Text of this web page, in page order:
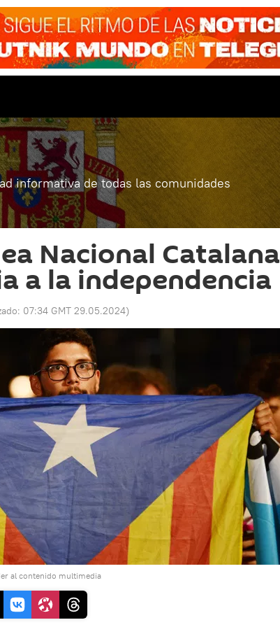
informativa de todas las comunidades
Nacional Catalana
a la independencia
07:34 GMT 29.05.2024)
al contenido multimedia